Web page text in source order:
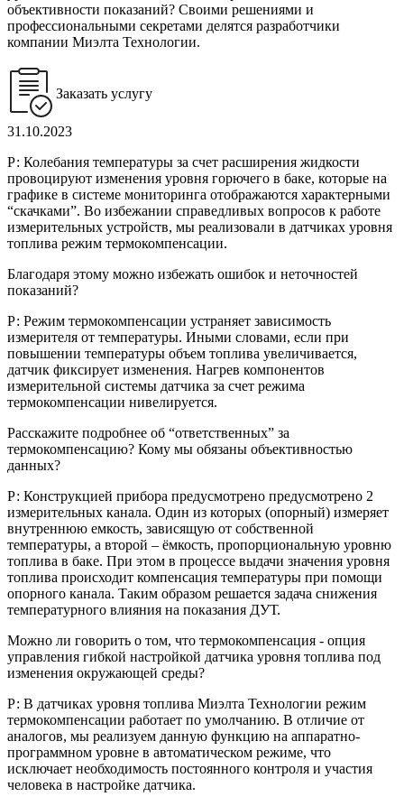
объективности показаний? Своими решениями и
профессиональными секретами делятся разработчики
компании Миэлта Технологии.
Заказать услугу
31.10.2023
Р: Колебания температуры за счет расширения жидкости
провоцируют изменения уровня горючего в баке, которые на
графике в системе мониторинга отображаются характерными
“скачками”. Во избежании справедливых вопросов к работе
измерительных устройств, мы реализовали в датчиках уровня
топлива режим термокомпенсации.
Благодаря этому можно избежать ошибок и неточностей
показаний?
Р: Режим термокомпенсации устраняет зависимость
измерителя от температуры. Иными словами, если при
повышении температуры объем топлива увеличивается,
датчик фиксирует изменения. Нагрев компонентов
измерительной системы датчика за счет режима
термокомпенсации нивелируется.
Расскажите подробнее об “ответственных” за
термокомпенсацию? Кому мы обязаны объективностью
данных?
Р: Конструкцией прибора предусмотрено предусмотрено 2
измерительных канала. Один из которых (опорный) измеряет
внутреннюю емкость, зависящую от собственной
температуры, а второй – ёмкость, пропорциональную уровню
топлива в баке. При этом в процессе выдачи значения уровня
топлива происходит компенсация температуры при помощи
опорного канала. Таким образом решается задача снижения
температурного влияния на показания ДУТ.
Можно ли говорить о том, что термокомпенсация - опция
управления гибкой настройкой датчика уровня топлива под
изменения окружающей среды?
Р: В датчиках уровня топлива Миэлта Технологии режим
термокомпенсации работает по умолчанию. В отличие от
аналогов, мы реализуем данную функцию на аппаратно-
программном уровне в автоматическом режиме, что
исключает необходимость постоянного контроля и участия
человека в настройке датчика.